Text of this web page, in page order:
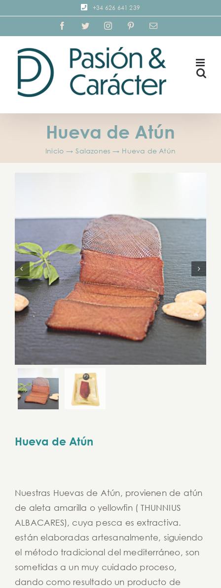
contenido
+34 626 641 239
FacebookTwitterInstagramPinterestCorreo
Hueva de Atún
Inicio → Salazones → Hueva de Atún
 
Hueva de Atún
Nuestras Huevas de Atún, provienen de atún
de aleta amarilla o yellowfin ( THUNNIUS
ALBACARES), cuya pesca es extractiva.
están elaboradas artesanalmente, siguiendo
el método tradicional del mediterráneo, son
sometidas a un muy cuidado proceso,
dando como resultado un producto de